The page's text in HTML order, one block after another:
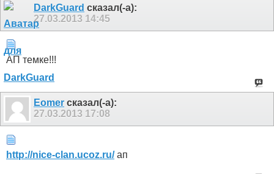
DarkGuard сказал(-а):
27.03.2013 14:45
АП темке!!!
Eomer сказал(-а):
27.03.2013 17:08
http://nice-clan.ucoz.ru/ап